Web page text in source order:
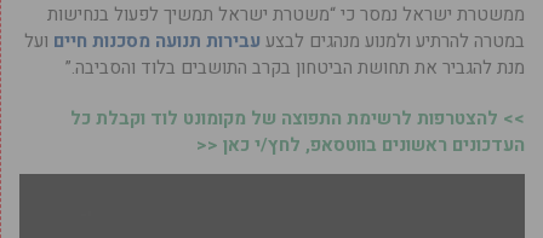
ממשטרת ישראל נמסר כי “משטרת ישראל תמשיך לפעול בנחישות
במטרה להרתיע ולמנוע מנהגים לבצע עבירות תנועה מסכנות חיים ועל
מנת להגביר את תחושת הביטחון בקרב התושבים בלוד והסביבה.”
>> להצטרפות לרשימת התפוצה של מקומונט לוד וקבלת כל
העדכונים ראשונים בווטסאפ, לחץ/י כאן <<